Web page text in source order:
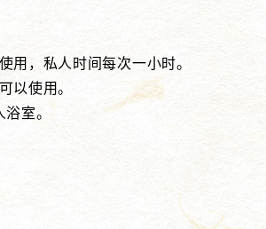
用，私人时间每次一小时。
以使用。
室。